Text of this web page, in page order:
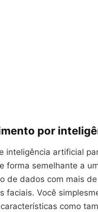
por
inteligência artificial
forma semelhante a
de dados com mais
faciais. Você
como